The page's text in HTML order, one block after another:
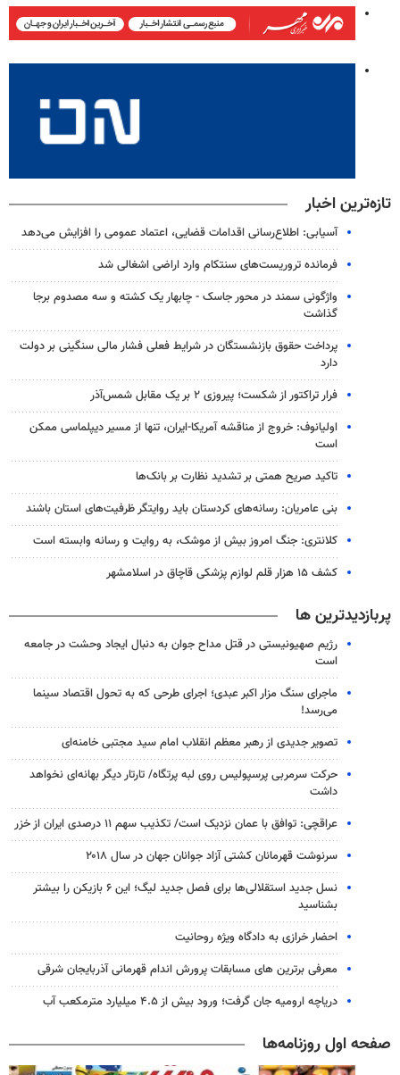
تازه‌ترین اخبار
آسیابی: اطلاع‌رسانی اقدامات قضایی، اعتماد عمومی را افزایش می‌دهد
فرمانده تروریست‌های سنتکام وارد اراضی اشغالی شد
واژگونی سمند در محور جاسک - چابهار یک کشته و سه مصدوم برجا
گذاشت
پرداخت حقوق بازنشستگان در شرایط فعلی فشار مالی سنگینی بر دولت
دارد
فرار تراکتور از شکست؛ پیروزی ۲ بر یک مقابل شمس‌آذر
اولیانوف: خروج از مناقشه آمریکا-ایران، تنها از مسیر دیپلماسی ممکن
است
تاکید صریح همتی بر تشدید نظارت بر بانک‌ها
بنی عامریان: رسانه‌های کردستان باید روایتگر ظرفیت‌های استان باشند
کلانتری: جنگ امروز بیش از موشک، به روایت و رسانه وابسته است
کشف ۱۵ هزار قلم لوازم پزشکی قاچاق در اسلامشهر
پربازدیدترین ها
رژیم صهیونیستی در قتل مداح جوان به دنبال ایجاد وحشت در جامعه
است
ماجرای سنگ مزار اکبر عبدی؛ اجرای طرحی که به تحول اقتصاد سینما
می‌رسد!
تصویر جدیدی از رهبر معظم انقلاب امام سید مجتبی خامنه‌ای
حرکت سرمربی پرسپولیس روی لبه پرتگاه/ تارتار دیگر بهانه‌ای نخواهد
داشت
عراقچی: توافق با عمان نزدیک است/ تکذیب سهم ۱۱ درصدی ایران از خزر
سرنوشت قهرمانان کشتی آزاد جوانان جهان در سال ۲۰۱۸
نسل جدید استقلالی‌ها برای فصل جدید لیگ؛ این ۶ بازیکن را بیشتر
بشناسید
احضار خرازی به دادگاه ویژه روحانیت
معرفی برترین های مسابقات پرورش اندام قهرمانی آذربایجان شرقی
دریاچه ارومیه جان گرفت؛ ورود بیش از ۴.۵ میلیارد مترمکعب آب
صفحه اول روزنامه‌ها